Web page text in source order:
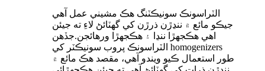
الٽراسونڪ سونيڪٽنگ هڪ مشيني عمل آهي
جيڪو مائع ۾ ننڍڙن ذرڙن کي گھٽائڻ لاءِ ته جيئن
اهي هڪجهڙا ننڍا ۽ هڪجهڙا ورهائجن.جڏهن
الٽراسونڪ پروب سونيڪٽر کي homogenizers
طور استعمال ڪيو ويندو آهي، مقصد هڪ مائع ۾